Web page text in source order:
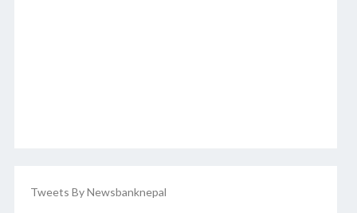
Tweets By Newsbanknepal